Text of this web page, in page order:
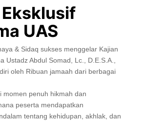
UAS
& Sidaq sukses menggelar Kajian
Ustadz Abdul Somad, Lc., D.E.S.A.,
oleh Ribuan jamaah dari berbagai
momen penuh hikmah dan
peserta mendapatkan
tentang kehidupan, akhlak, dan